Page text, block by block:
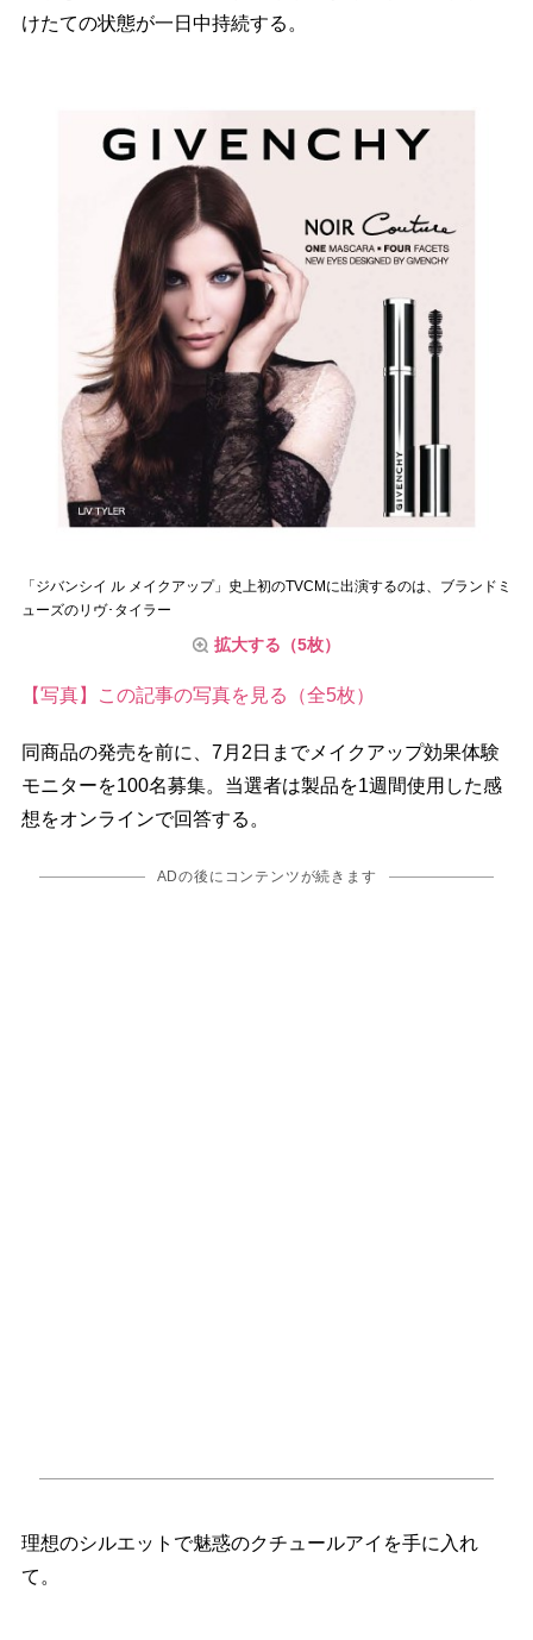
けたての状態が一日中持続する。
「ジバンシイ ル メイクアップ」史上初のTVCMに出演するのは、ブランドミ
ューズのリヴ･タイラー
拡大する（5枚）
【写真】この記事の写真を見る（全5枚）
同商品の発売を前に、7月2日までメイクアップ効果体験
モニターを100名募集。当選者は製品を1週間使用した感
想をオンラインで回答する。
ADの後にコンテンツが続きます
理想のシルエットで魅惑のクチュールアイを手に入れ
て。